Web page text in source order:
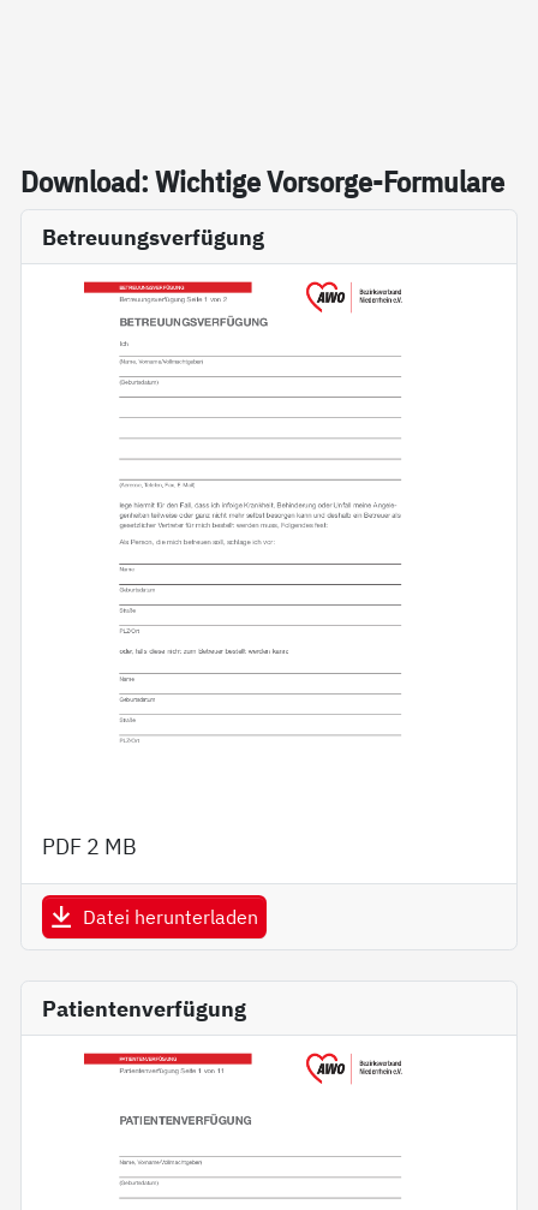
Down­load: Wich­ti­ge Vor­sor­ge-For­mu­la­re
Betreuungsverfügung
PDF 2 MB
Datei herunterladen
Patientenverfügung